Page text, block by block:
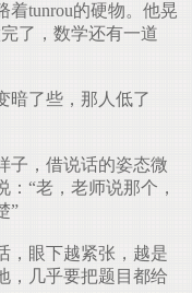
着tunrou的硬物。他晃
了，数学还有一道
暗了些，那人低了
子，借说话的姿态微
“老，老师说那个，
”
，眼下越紧张，越是
，几乎要把题目都给